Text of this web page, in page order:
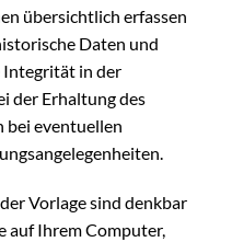
übersichtlich erfassen
Daten und
Integrität in der
der Erhaltung des
bei eventuellen
Vorlage sind denkbar
auf Ihrem Computer,